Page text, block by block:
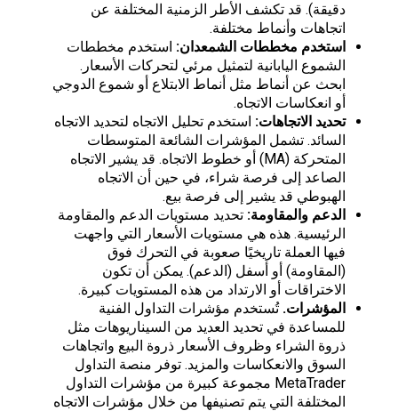
دقيقة). قد تكشف الأطر الزمنية المختلفة عن
اتجاهات وأنماط مختلفة.
استخدم مخططات الشمعدان: استخدم مخططات
الشموع اليابانية لتمثيل مرئي لتحركات الأسعار.
ابحث عن أنماط مثل أنماط الابتلاع أو شموع الدوجي
أو انعكاسات الاتجاه.
تحديد الاتجاهات: استخدم تحليل الاتجاه لتحديد الاتجاه
السائد. تشمل المؤشرات الشائعة المتوسطات
المتحركة (MA) أو خطوط الاتجاه. قد يشير الاتجاه
الصاعد إلى فرصة شراء، في حين أن الاتجاه
الهبوطي قد يشير إلى فرصة بيع.
الدعم والمقاومة: تحديد مستويات الدعم والمقاومة
الرئيسية. هذه هي مستويات الأسعار التي واجهت
فيها العملة تاريخيًا صعوبة في التحرك فوق
(المقاومة) أو أسفل (الدعم). يمكن أن تكون
الاختراقات أو الارتداد من هذه المستويات كبيرة.
المؤشرات.تُستخدم مؤشرات التداول الفنية
للمساعدة في تحديد العديد من السيناريوهات مثل
ذروة الشراء وظروف الأسعار ذروة البيع واتجاهات
السوق والانعكاسات والمزيد. توفر منصة التداول
MetaTrader مجموعة كبيرة من مؤشرات التداول
المختلفة التي يتم تصنيفها من خلال مؤشرات الاتجاه